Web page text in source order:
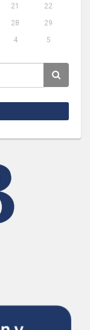
21
22
28
29
4 5